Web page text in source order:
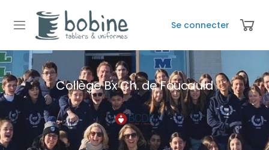
Se connecter
Collège Bx Ch. de Foucauld